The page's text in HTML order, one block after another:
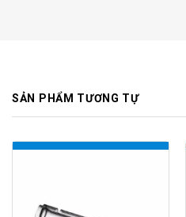
SẢN PHẨM TƯƠNG TỰ